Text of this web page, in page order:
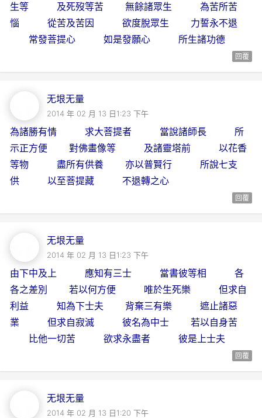
生等 及死歿等苦 無餘諸眾生 為苦所苦
惱 從苦及苦因 欲度脫眾生 力誓永不退
常發菩提心 如是發願心 所生諸功德
回覆
无垠无量
2014 年 02 月 13 日1:23 下午
為諸勝有情 求大菩提者 當說諸師長 所
示正方便 對佛畫像等 及諸靈塔前 以花香
等物 盡所有供養 亦以普賢行 所說七支
供 以至菩提藏 不退轉之心
回覆
无垠无量
2014 年 02 月 13 日1:23 下午
由下中及上 應知有三士 當書彼等相 各
各之差別 若以何方便 唯於生死樂 但求自
利益 知為下士夫 背棄三有樂 遮止諸惡
業 但求自寂滅 彼名為中士 若以自身苦
比他一切苦 欲求永盡者 彼是上士夫
回覆
无垠无量
2014 年 02 月 13 日1:20 下午